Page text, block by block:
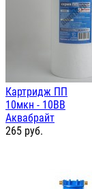
Картридж ПП
10мкн - 10ВВ
Аквабрайт
265 руб.